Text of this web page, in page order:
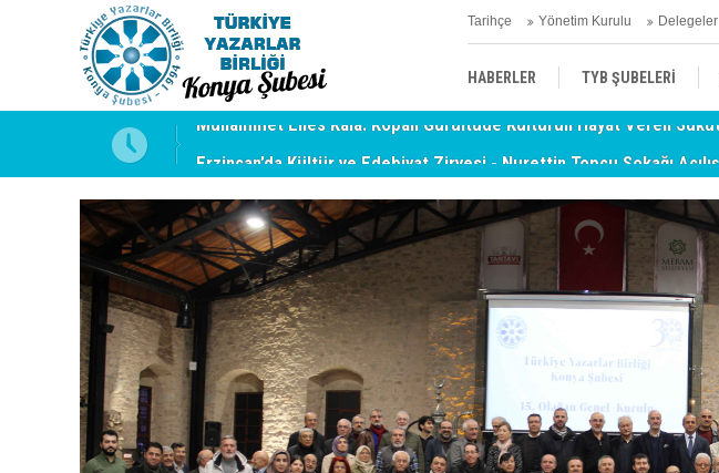
Tarihçe Yönetim Kurulu Delegeler
HABERLER TYB ŞUBELERİ